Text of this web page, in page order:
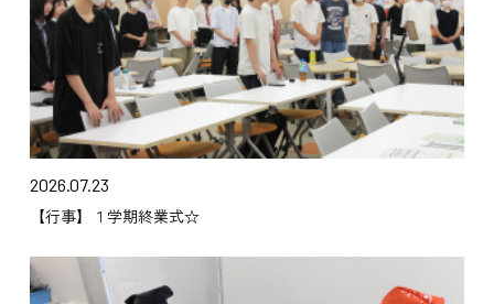
2026.07.23
【行事】１学期終業式☆